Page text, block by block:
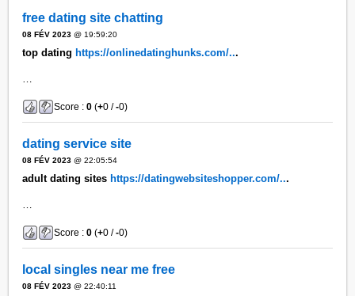
free dating site chatting
08 FÉV 2023 @ 19:59:20
top datinghttps://onlinedatinghunks.com/...
…
Score :0 (+0 /-0)
dating service site
08 FÉV 2023 @ 22:05:54
adult dating sites https://datingwebsiteshopper.com/...
…
Score :0 (+0 /-0)
local singles near me free
08 FÉV 2023 @ 22:40:11